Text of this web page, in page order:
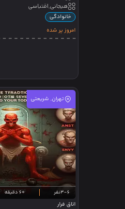
هیجانی,اقتباسی
خانوادگی
امروز پر شده
تهران, شریعتی
3-6نفر 60 دقیقه
اتاق فرار